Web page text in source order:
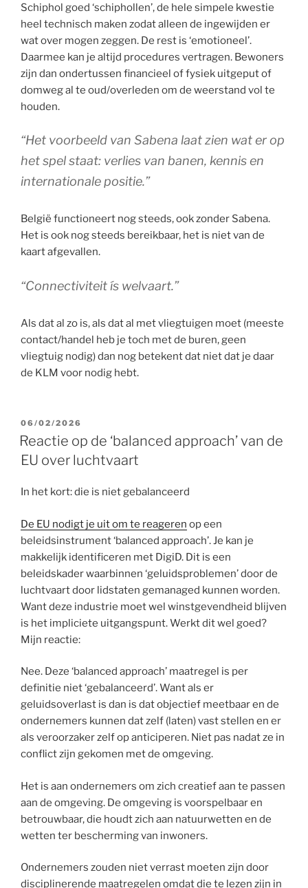
Schiphol goed ‘schiphollen’, de hele simpele kwestie
heel technisch maken zodat alleen de ingewijden er
wat over mogen zeggen. De rest is ‘emotioneel’.
Daarmee kan je altijd procedures vertragen. Bewoners
zijn dan ondertussen financieel of fysiek uitgeput of
domweg al te oud/overleden om de weerstand vol te
houden.
“Het voorbeeld van Sabena laat zien wat er op
het spel staat: verlies van banen, kennis en
internationale positie.”
België functioneert nog steeds, ook zonder Sabena.
Het is ook nog steeds bereikbaar, het is niet van de
kaart afgevallen.
“Connectiviteit ís welvaart.”
Als dat al zo is, als dat al met vliegtuigen moet (meeste
contact/handel heb je toch met de buren, geen
vliegtuig nodig) dan nog betekent dat niet dat je daar
de KLM voor nodig hebt.
GEPLAATST
OP
06/02/2026
Reactie op de ‘balanced approach’ van de
EU over luchtvaart
In het kort: die is niet gebalanceerd
De EU nodigt je uit om te reageren op een
beleidsinstrument ‘balanced approach’. Je kan je
makkelijk identificeren met DigiD. Dit is een
beleidskader waarbinnen ‘geluidsproblemen’ door de
luchtvaart door lidstaten gemanaged kunnen worden.
Want deze industrie moet wel winstgevendheid blijven
is het impliciete uitgangspunt. Werkt dit wel goed?
Mijn reactie:
Nee. Deze ‘balanced approach’ maatregel is per
definitie niet ‘gebalanceerd’. Want als er
geluidsoverlast is dan is dat objectief meetbaar en de
ondernemers kunnen dat zelf (laten) vast stellen en er
als veroorzaker zelf op anticiperen. Niet pas nadat ze in
conflict zijn gekomen met de omgeving.
Het is aan ondernemers om zich creatief aan te passen
aan de omgeving. De omgeving is voorspelbaar en
betrouwbaar, die houdt zich aan natuurwetten en de
wetten ter bescherming van inwoners.
Ondernemers zouden niet verrast moeten zijn door
disciplinerende maatregelen omdat die te lezen zijn in